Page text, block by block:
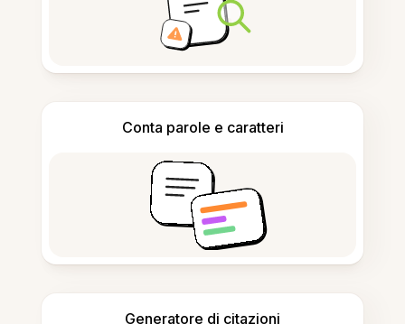
Conta parole e caratteri
Generatore di citazioni